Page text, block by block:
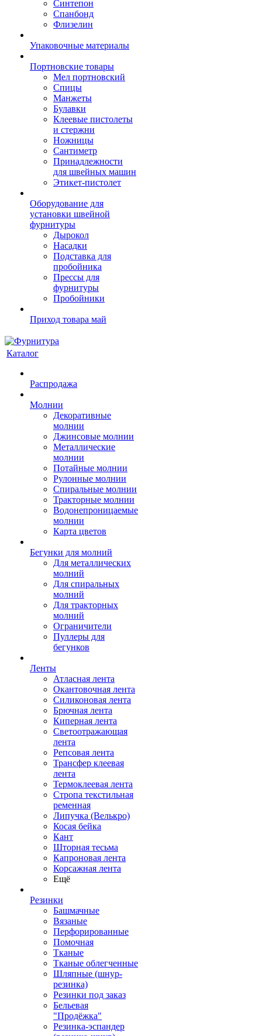
Синтепон
Спанбонд
Флизелин
Упаковочные материалы
Портновские товары
Мел портновский
Спицы
Манжеты
Булавки
Клеевые пистолеты
и стержни
Ножницы
Сантиметр
Принадлежности
для швейных машин
Этикет-пистолет
Оборудование для
установки швейной
фурнитуры
Дырокол
Насадки
Подставка для
пробойника
Прессы для
фурнитуры
Пробойники
Приход товара май
Каталог
Распродажа
Молнии
Декоративные
молнии
Джинсовые молнии
Металлические
молнии
Потайные молнии
Рулонные молнии
Спиральные молнии
Тракторные молнии
Водонепроницаемые
молнии
Карта цветов
Бегунки для молний
Для металлических
молний
Для спиральных
молний
Для тракторных
молний
Ограничители
Пуллеры для
бегунков
Ленты
Атласная лента
Окантовочная лента
Силиконовая лента
Брючная лента
Киперная лента
Светоотражающая
лента
Репсовая лента
Трансфер клеевая
лента
Термоклеевая лента
Стропа текстильная
ременная
Липучка (Велькро)
Косая бейка
Кант
Шторная тесьма
Капроновая лента
Корсажная лента
Ещё
Резинки
Башмачные
Вязаные
Перфорированные
Помочная
Тканые
Тканые облегченные
Шляпные (шнур-
резинка)
Резинки под заказ
Бельевая
"Продёжка"
Резинка-эспандер